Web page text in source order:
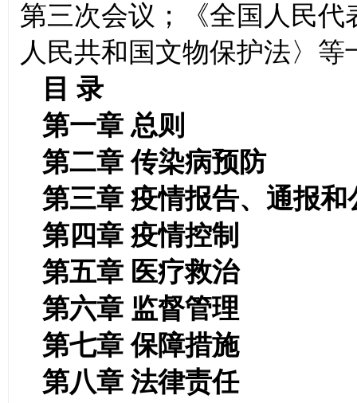
第三次会议；《全国人民代
人民共和国文物保护法〉
目 录
第一章 总则
第二章 传染病预防
第三章 疫情报告、通报和
第四章 疫情控制
第五章 医疗救治
第六章 监督管理
第七章 保障措施
第八章 法律责任